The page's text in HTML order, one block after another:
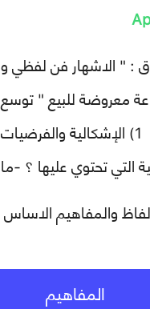
: " الاشهار فن لفظي
معروضة للبيع "
1
) الإشكالية والفرضيات
التي تحتوي عليها ؟ -
المفاهيم